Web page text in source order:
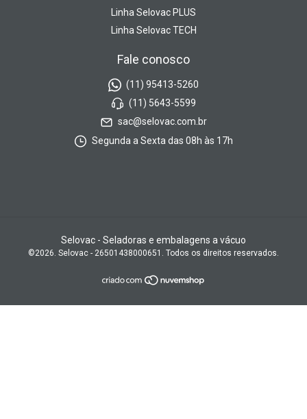
Linha Selovac PLUS
Linha Selovac TECH
Fale conosco
(11) 95413-5260
(11) 5643-5599
sac@selovac.com.br
Segunda a Sexta das 08h às 17h
Selovac - Seladoras e embalagens a vácuo
©2026. Selovac - 26501438000651. Todos os direitos reservados.